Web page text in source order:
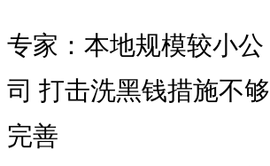
专家：本地规模较小公
司 打击洗黑钱措施不够
完善